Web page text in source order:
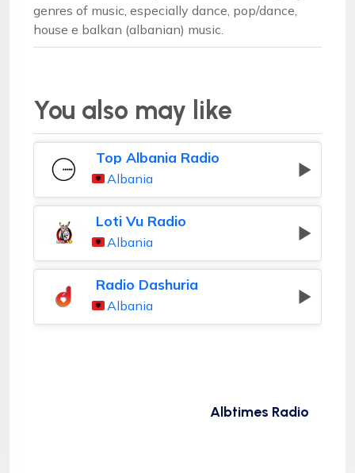
genres of music, especially dance, pop/dance,
house e balkan (albanian) music.
You also may like
Top Albania Radio
Albania
Loti Vu Radio
Albania
Radio Dashuria
Albania
Albtimes Radio